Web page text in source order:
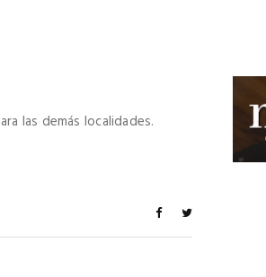
las demás localidades.